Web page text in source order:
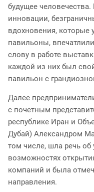
будущее
инновации,
вдохновения, которые
павильоны,
слову в работе
каждой из них был
павильон с
Далее
с почетным
республике Иран и
Дубай) Александром
том числе, шла речь об
возможностях
компаний и была
направления.